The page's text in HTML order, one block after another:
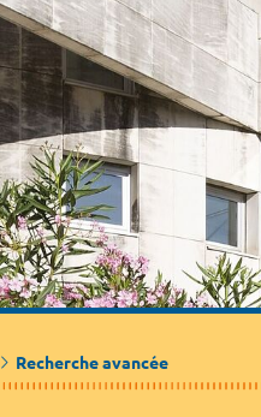
Recherche avancée